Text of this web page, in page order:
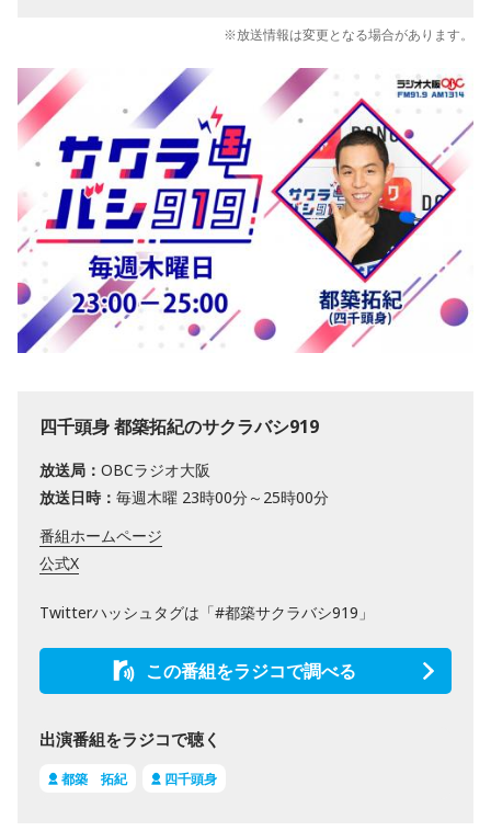
※放送情報は変更となる場合があります。
四千頭身 都築拓紀のサクラバシ919
放送局： OBCラジオ大阪
放送日時： 毎週木曜 23時00分～25時00分
番組ホームページ
公式X
Twitterハッシュタグは「#都築サクラバシ919」
この番組をラジコで調べる
出演番組をラジコで聴く
都築 拓紀 四千頭身